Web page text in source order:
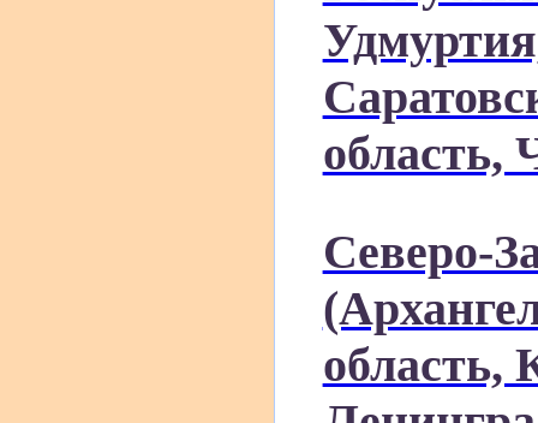
область,
Северо-
область,